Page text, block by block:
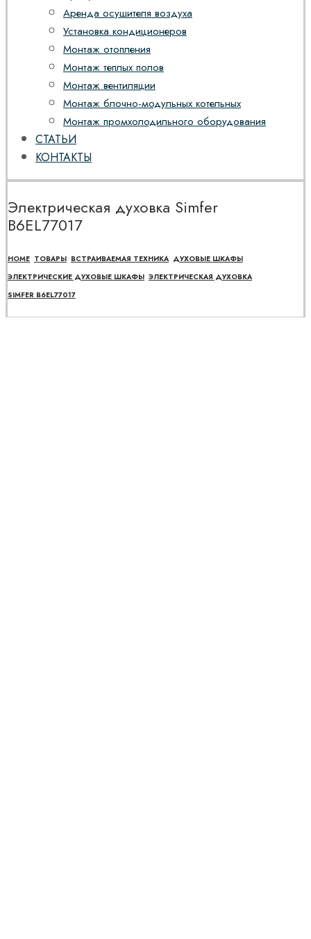
Аренда осушителя воздуха
Установка кондиционеров
Монтаж отопления
Монтаж теплых полов
Монтаж вентиляции
Монтаж блочно-модульных котельных
Монтаж промхолодильного оборудования
СТАТЬИ
КОНТАКТЫ
Электрическая духовка Simfer
B6EL77017
HOME ТОВАРЫ ВСТРАИВАЕМАЯ ТЕХНИКА ДУХОВЫЕ ШКАФЫ
ЭЛЕКТРИЧЕСКИЕ ДУХОВЫЕ ШКАФЫ ЭЛЕКТРИЧЕСКАЯ ДУХОВКА
SIMFER B6EL77017